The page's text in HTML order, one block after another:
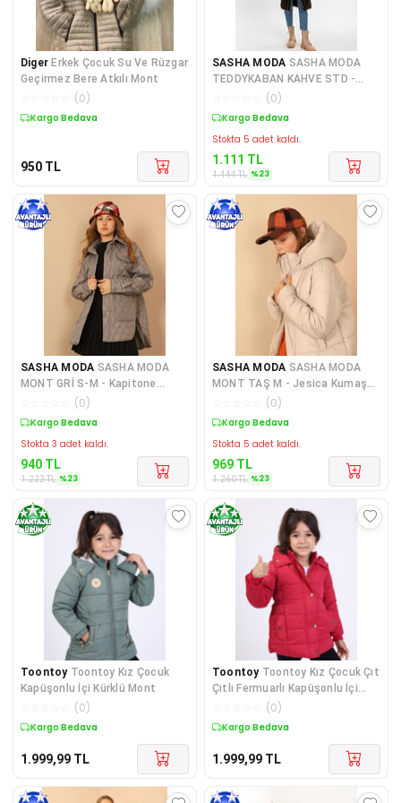
Diger Erkek Çocuk Su Ve Rüzgar
Geçirmez Bere Atkılı Mont
(0)
Kargo Bedava
950 TL
SASHA MODA SASHA MODA
TEDDYKABAN KAHVE STD -
Teddy Kumaş Ceket Yaka Diz
(0)
Sepette %23 İndirim
Stokta 5 adet kaldı.
1.111 TL
1.444TL %23
SASHA MODA SASHA MODA
MONT GRİ S-M - Kapitone
Kumaş Çift Dikiş Desen Kadın
(0)
Sepette %23 İndirim
Stokta 3 adet kaldı.
940 TL
1.222TL %23
SASHA MODA SASHA MODA
MONT TAŞ M - Jesica Kumaş
Fermuarlı Yaka Kısa Boy Raha
(0)
Sepette %23 İndirim
Stokta 5 adet kaldı.
969 TL
1.260TL %23
Toontoy Toontoy Kız Çocuk
Kapüşonlu İçi Kürklü Mont
(0)
Kargo Bedava
1.999,99 TL
Toontoy Toontoy Kız Çocuk Çıt
Çıtlı Fermuarlı Kapüşonlu İçi
Kürklü Mont
(0)
Kargo Bedava
1.999,99 TL